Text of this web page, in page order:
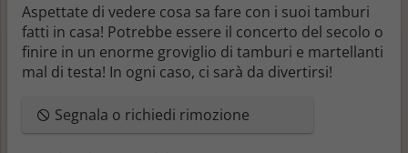
Aspettate di vedere cosa sa fare con i suoi tamburi
fatti in casa! Potrebbe essere il concerto del secolo o
finire in un enorme groviglio di tamburi e martellanti
mal di testa! In ogni caso, ci sarà da divertirsi!
Segnala o richiedi rimozione